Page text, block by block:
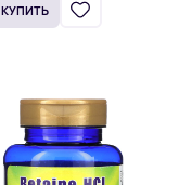
КУПИТЬ